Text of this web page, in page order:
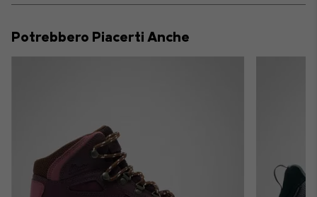
or
Potrebbero Piacerti Anche